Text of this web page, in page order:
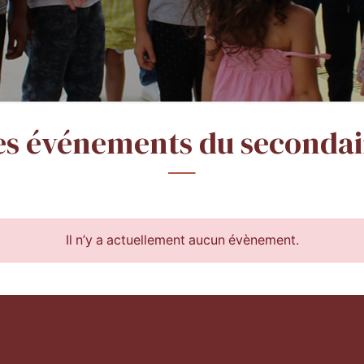
événements du
Il n’y a actuellement aucun évènement.